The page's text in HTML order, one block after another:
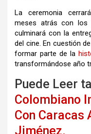
La ceremonia
meses atrás con
culminará con la
del cine. En cuestión
formar parte de la
transformándose año
Puede Leer
Colombiano
Con Caracas
Jiménez.